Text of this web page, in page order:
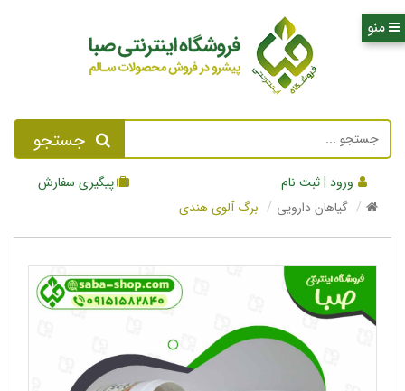
جستجو
ورود | ثبت نام
پیگیری سفارش
گیاهان دارویی
برگ آلوی هندی